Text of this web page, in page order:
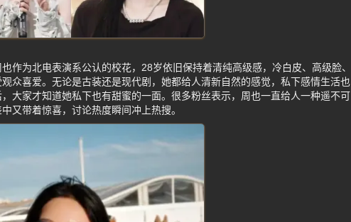
作为北电表演系公认的校花，28岁依旧保持着清纯高级感，冷白皮、高级脸、
众喜爱。无论是古装还是现代剧，她都给人清新自然的感觉，私下感情生活也
大家才知道她私下也有甜蜜的一面。很多粉丝表示，周也一直给人一种遥不可
又带着惊喜，讨论热度瞬间冲上热搜。